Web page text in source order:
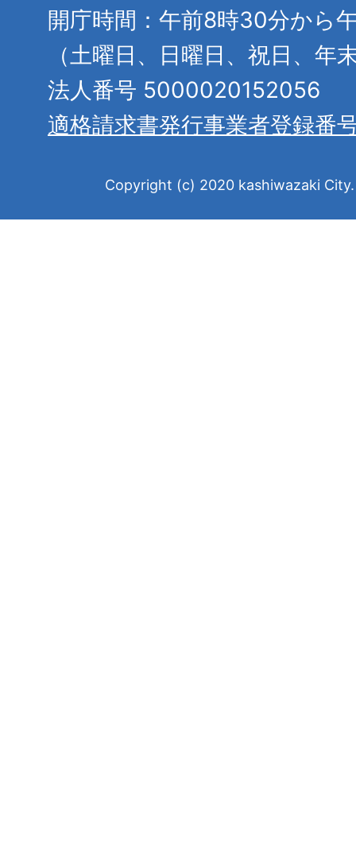
開庁時間：午前8時30分から
（土曜日、日曜日、祝日、年
法人番号 5000020152056
適格請求書発行事業者登録番
Copyright (c) 2020 kashiwazaki